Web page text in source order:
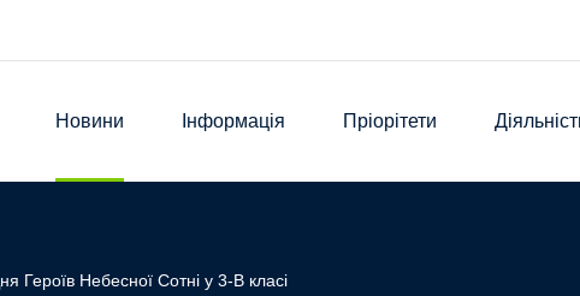
Новини Інформація Пріорітети
Героїв Небесної Сотні у 3-В класі